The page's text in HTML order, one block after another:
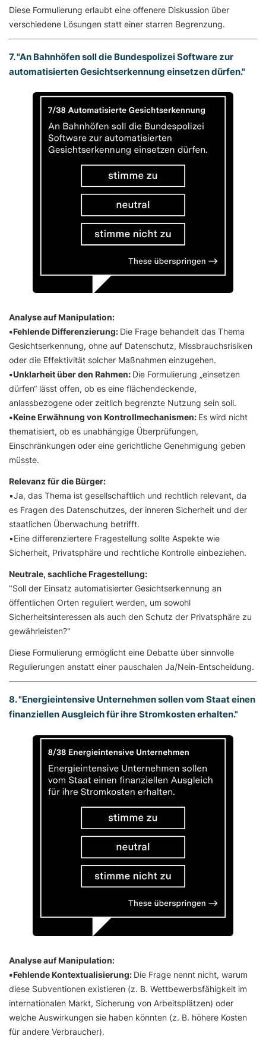
Diese Formulierung erlaubt eine offenere Diskussion über
verschiedene Lösungen statt einer starren Begrenzung.
7. "An Bahnhöfen soll die Bundespolizei Software zur
automatisierten Gesichtserkennung einsetzen dürfen."
Analyse auf Manipulation:
▪️Fehlende Differenzierung: Die Frage behandelt das Thema
Gesichtserkennung, ohne auf Datenschutz, Missbrauchsrisiken
oder die Effektivität solcher Maßnahmen einzugehen.
▪️Unklarheit über den Rahmen: Die Formulierung „einsetzen
dürfen“ lässt offen, ob es eine flächendeckende,
anlassbezogene oder zeitlich begrenzte Nutzung sein soll.
▪️Keine Erwähnung von Kontrollmechanismen: Es wird nicht
thematisiert, ob es unabhängige Überprüfungen,
Einschränkungen oder eine gerichtliche Genehmigung geben
müsste.
Relevanz für die Bürger:
▪️Ja, das Thema ist gesellschaftlich und rechtlich relevant, da
es Fragen des Datenschutzes, der inneren Sicherheit und der
staatlichen Überwachung betrifft.
▪️Eine differenziertere Fragestellung sollte Aspekte wie
Sicherheit, Privatsphäre und rechtliche Kontrolle einbeziehen.
Neutrale, sachliche Fragestellung:
"Soll der Einsatz automatisierter Gesichtserkennung an
öffentlichen Orten reguliert werden, um sowohl
Sicherheitsinteressen als auch den Schutz der Privatsphäre zu
gewährleisten?"
Diese Formulierung ermöglicht eine Debatte über sinnvolle
Regulierungen anstatt einer pauschalen Ja/Nein-Entscheidung.
8. "Energieintensive Unternehmen sollen vom Staat einen
finanziellen Ausgleich für ihre Stromkosten erhalten."
Analyse auf Manipulation:
▪️Fehlende Kontextualisierung: Die Frage nennt nicht, warum
diese Subventionen existieren (z. B. Wettbewerbsfähigkeit im
internationalen Markt, Sicherung von Arbeitsplätzen) oder
welche Auswirkungen sie haben könnten (z. B. höhere Kosten
für andere Verbraucher).